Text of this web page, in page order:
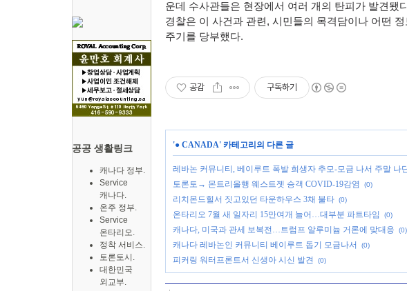
공공 생활링크
캐나다 정부.
Service
캐나다.
온주 정부.
Service
온타리오.
정착 서비스.
토론토시.
대한민국
외교부.
운데 수사관들은 현장에서 여러 개의 탄피가 발견됐
경찰은 이 사건과 관련 , 시민들의 목격담이나 어떤 정
주기를 당부했다.
공감 구독하기
'● CANADA' 카테고리의 다른 글
레바논 커뮤니티, 베이루트 폭발 희생자 추모-모금 나서 주말 나
토론토→ 몬트리올행 웨스트젯 승객 COVID-19감염 (0)
리치몬드힐서 짓고있던 타운하우스 3채 불타 (0)
온타리오 7월 새 일자리 15만여개 늘어…대부분 파트타임 (0)
캐나다, 미국과 관세 보복전…트럼프 알루미늄 거론에 맞대응 (0)
캐나다 레바논인 커뮤니티 베이루트 돕기 모금나서 (0)
피커링 워터프론트서 신생아 시신 발견 (0)